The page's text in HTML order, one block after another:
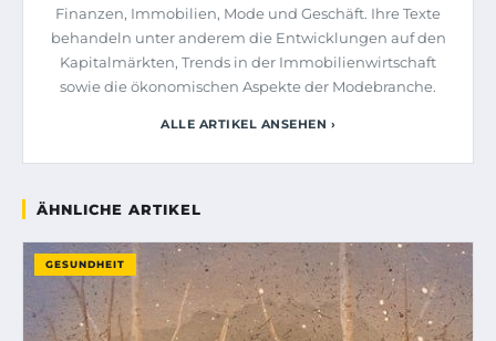
Finanzen, Immobilien, Mode und Geschäft. Ihre Texte
behandeln unter anderem die Entwicklungen auf den
Kapitalmärkten, Trends in der Immobilienwirtschaft
sowie die ökonomischen Aspekte der Modebranche.
ALLE ARTIKEL ANSEHEN ›
ÄHNLICHE ARTIKEL
GESUNDHEIT